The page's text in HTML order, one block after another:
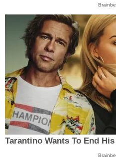
Tarantino Wants To End